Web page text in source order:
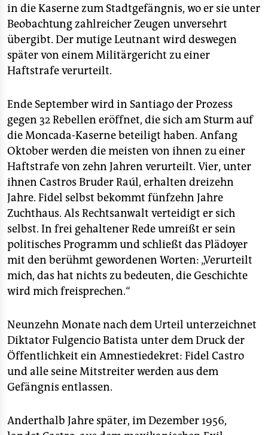
in die Kaserne zum Stadtgefängnis, wo er sie unter
Beobachtung zahlreicher Zeugen unversehrt
übergibt. Der mutige Leutnant wird deswegen
später von einem Militärgericht zu einer
Haftstrafe verurteilt.
Ende September wird in Santiago der Prozess
gegen 32 Rebellen eröffnet, die sich am Sturm auf
die Moncada-Kaserne beteiligt haben. Anfang
Oktober werden die meisten von ihnen zu einer
Haftstrafe von zehn Jahren verurteilt. Vier, unter
ihnen Castros Bruder Raúl, erhalten dreizehn
Jahre. Fidel selbst bekommt fünfzehn Jahre
Zuchthaus. Als Rechtsanwalt verteidigt er sich
selbst. In frei gehaltener Rede umreißt er sein
politisches Programm und schließt das Plädoyer
mit den berühmt gewordenen Worten: „Verurteilt
mich, das hat nichts zu bedeuten, die Geschichte
wird mich freisprechen.“
Neunzehn Monate nach dem Urteil unterzeichnet
Diktator Fulgencio Batista unter dem Druck der
Öffentlichkeit ein Amnestiedekret: Fidel Castro
und alle seine Mitstreiter werden aus dem
Gefängnis entlassen.
Anderthalb Jahre später, im Dezember 1956,